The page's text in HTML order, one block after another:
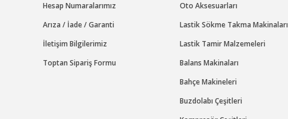
Hesap Numaralarımız
Arıza / İade / Garanti
İletişim Bilgilerimiz
Toptan Sipariş Formu
Oto Aksesuarları
Lastik Sökme Takma Makinaları
Lastik Tamir Malzemeleri
Balans Makinaları
Bahçe Makineleri
Buzdolabı Çeşitleri